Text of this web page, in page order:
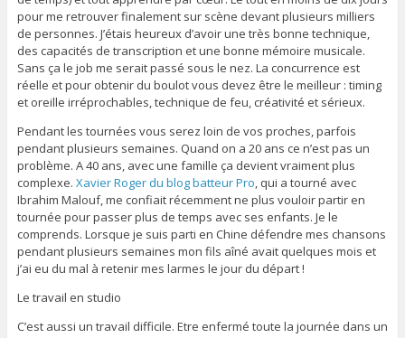
pour me retrouver finalement sur scène devant plusieurs milliers
de personnes. J’étais heureux d’avoir une très bonne technique,
des capacités de transcription et une bonne mémoire musicale.
Sans ça le job me serait passé sous le nez. La concurrence est
réelle et pour obtenir du boulot vous devez être le meilleur : timing
et oreille irréprochables, technique de feu, créativité et sérieux.
Pendant les tournées vous serez loin de vos proches, parfois
pendant plusieurs semaines. Quand on a 20 ans ce n’est pas un
problème. A 40 ans, avec une famille ça devient vraiment plus
complexe. Xavier Roger du blog batteur Pro, qui a tourné avec
Ibrahim Malouf, me confiait récemment ne plus vouloir partir en
tournée pour passer plus de temps avec ses enfants. Je le
comprends. Lorsque je suis parti en Chine défendre mes chansons
pendant plusieurs semaines mon fils aîné avait quelques mois et
j’ai eu du mal à retenir mes larmes le jour du départ !
Le travail en studio
C’est aussi un travail difficile. Etre enfermé toute la journée dans un